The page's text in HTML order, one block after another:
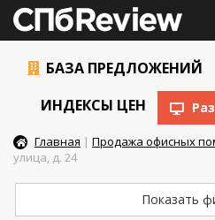
БАЗА ПРЕДЛОЖЕНИЙ
ИНДЕКСЫ ЦЕН
Главная | Продажа офисных
улица, д. 24
Показать